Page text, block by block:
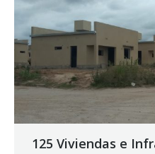
125 Viviendas e